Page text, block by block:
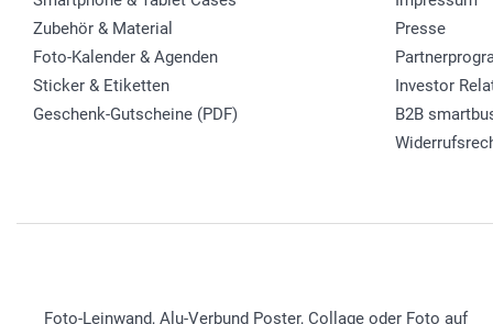
Zubehör & Material
Foto-Kalender & Agenden
Sticker & Etiketten
Geschenk-Gutscheine (PDF)
Presse
Investor
B2B
Foto-Leinwand, Alu-Verbund Poster, Collage oder Foto auf